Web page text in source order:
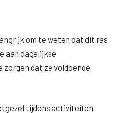
om te weten dat dit ras
aan dagelijkse
dat ze voldoende
tijdens activiteiten